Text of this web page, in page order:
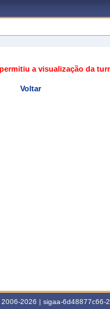
a visualização da
Voltar
2026 | sigaa-6d48877c66-